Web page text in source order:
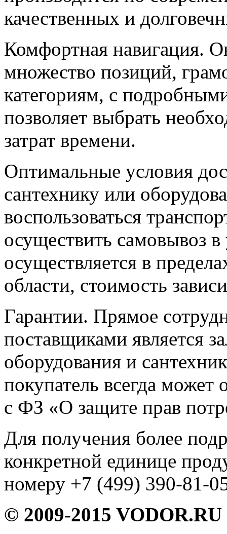
качественных и
Комфортная навигация.
множество позиций,
категориям, с
позволяет выбрать
затрат времени.
Оптимальные условия
сантехнику или
воспользоваться
осуществить самовывоз
осуществляется в
области, стоимость
Гарантии. Прямое
поставщиками является
оборудования и
покупатель всегда может
с ФЗ «О защите прав
Для получения более
конкретной единице
номеру +7 (499) 390-81-
© 2009-2015 VODOR.RU